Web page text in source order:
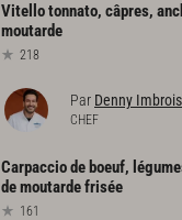
Vitellotonnato, câpres,
moutarde
218
Par Denny
CHEF
Carpacciode boeuf,
demoutardefrisée
161